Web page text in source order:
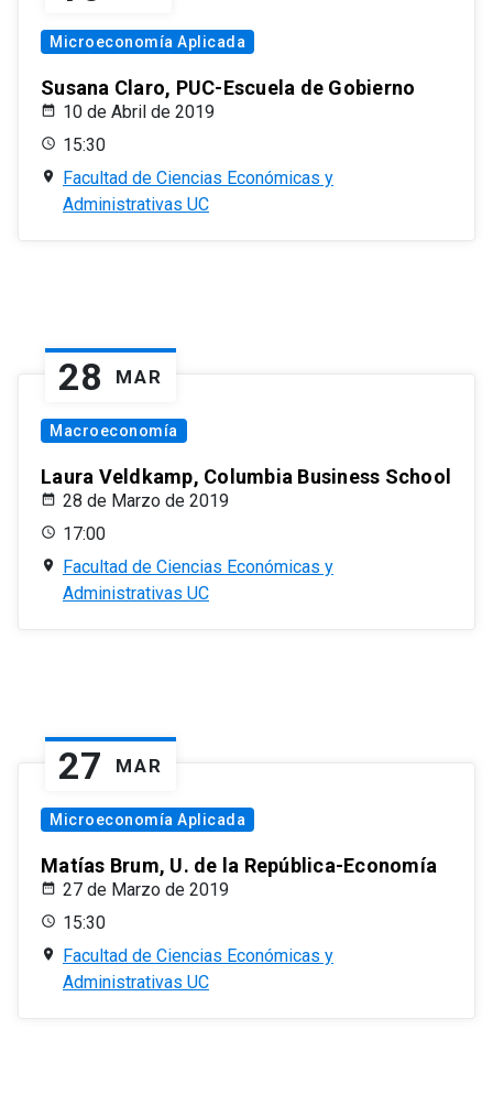
Microeconomía Aplicada
Susana Claro, PUC-Escuela de Gobierno
10 de Abril de 2019
15:30
Facultad de Ciencias Económicas y
Administrativas UC
28 MAR
Macroeconomía
Laura Veldkamp, Columbia Business School
28 de Marzo de 2019
17:00
Facultad de Ciencias Económicas y
Administrativas UC
27 MAR
Microeconomía Aplicada
Matías Brum, U. de la República-Economía
27 de Marzo de 2019
15:30
Facultad de Ciencias Económicas y
Administrativas UC